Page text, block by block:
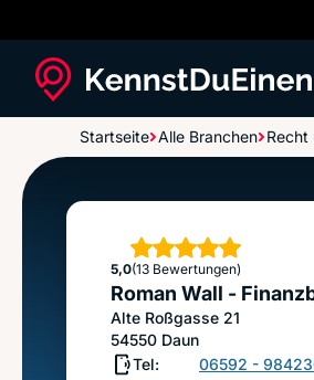
Startseite Alle Branchen Recht
Roman Wall -
5,0
Sterne
(13 Bewertungen)
Roman Wall -
Alte Roßgasse 21
54550 Daun
Tel:
06592 -